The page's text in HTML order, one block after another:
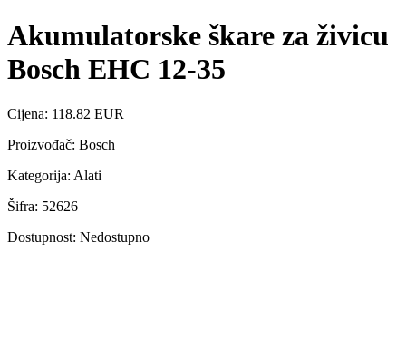
Akumulatorske škare za živicu
Bosch EHC 12-35
Cijena: 118.82 EUR
Proizvođač: Bosch
Kategorija: Alati
Šifra: 52626
Dostupnost: Nedostupno